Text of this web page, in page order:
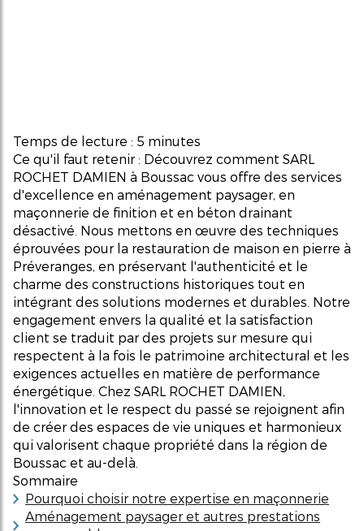
Temps de lecture : 5 minutes
Ce qu'il faut retenir : Découvrez comment SARL
ROCHET DAMIEN à Boussac vous offre des services
d'excellence en aménagement paysager, en
maçonnerie de finition et en béton drainant
désactivé. Nous mettons en œuvre des techniques
éprouvées pour la restauration de maison en pierre à
Préveranges, en préservant l'authenticité et le
charme des constructions historiques tout en
intégrant des solutions modernes et durables. Notre
engagement envers la qualité et la satisfaction
client se traduit par des projets sur mesure qui
respectent à la fois le patrimoine architectural et les
exigences actuelles en matière de performance
énergétique. Chez SARL ROCHET DAMIEN,
l'innovation et le respect du passé se rejoignent afin
de créer des espaces de vie uniques et harmonieux
qui valorisent chaque propriété dans la région de
Boussac et au-delà.
Sommaire
Pourquoi choisir notre expertise en maçonnerie
Aménagement paysager et autres prestations